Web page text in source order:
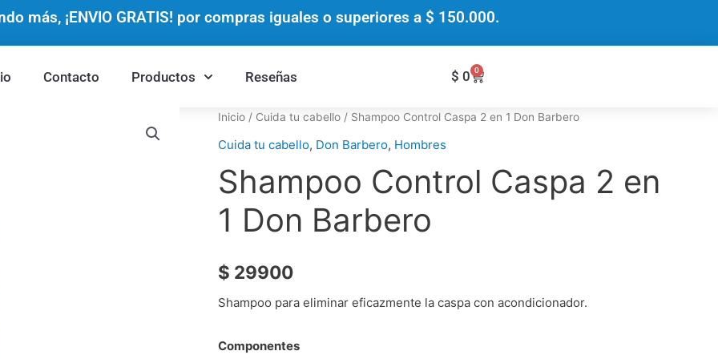
más, ¡ENVIO GRATIS! por compras iguales o superiores a $ 150.000.
Contacto Productos Reseñas $ 0 0
Cart
Inicio / Cuida tu cabello / Shampoo Control Caspa 2 en 1 Don Barbero
Cuida tu cabello, Don Barbero, Hombres
Shampoo Control Caspa 2 en
1 Don Barbero
$ 29900
Shampoo para eliminar eficazmente la caspa con acondicionador.
Componentes
Shampoo
Control
2
Barbero